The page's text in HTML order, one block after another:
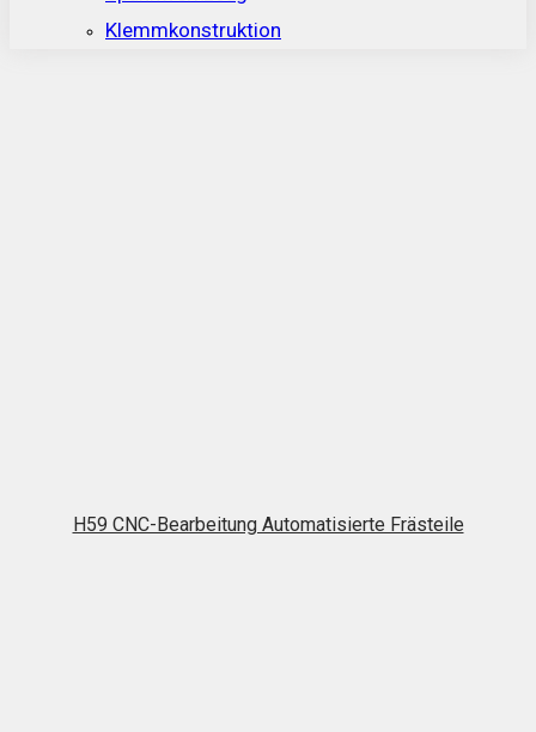
Klemmkonstruktion
H59 CNC-Bearbeitung Automatisierte Frästeile